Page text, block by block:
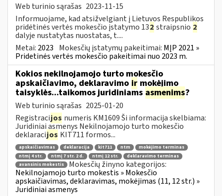
Web turinio sąrašas 2023-11-15
Informuojame, kad atsižvelgiant į Lietuvos Respublikos
pridėtinės vertės mokesčio įstatymo 132 straipsnio 2
dalyje nustatytas nuostatas, t....
Metai: 2023 Mokesčių įstatymų pakeitimai: MĮP 2021 »
Pridetinės vertės mokesčio pakeitimai nuo 2023 m.
Kokios nekilnojamojo turto mokesčio
apskaičiavimo, deklaravimo ir mokėjimo
taisyklės...taikomos juridiniams asmenims?
Web turinio sąrašas 2025-01-20
Registracijos numeris KM1609 Ši informacija skelbiama:
Juridiniai asmenys Nekilnojamojo turto mokesčio
deklaracijos KIT711 formos...
apskaičiavimas deklaracija kit711 ntm
mokėjimo terminas
ntmį 4 str.
ntmį 7 str. 2 d. ntmį 12 str.
deklaravimo terminas
avansinis mokestis
Mokesčių žinyno kategorijos:
Nekilnojamojo turto mokestis » Mokesčio
apskaičiavimas, deklaravimas, mokėjimas (11, 12 str.) »
Juridiniai asmenys